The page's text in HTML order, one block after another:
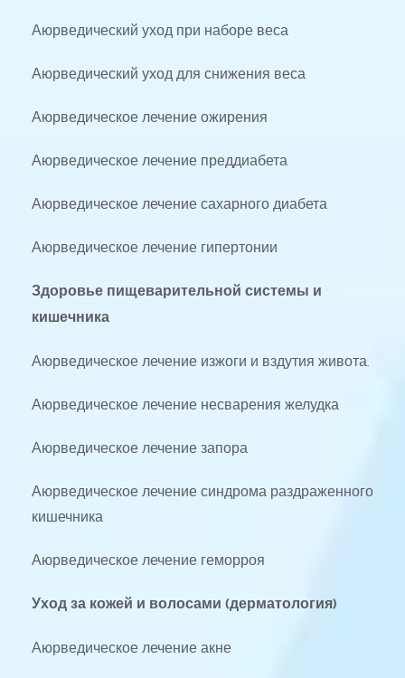
Аюрведический уход при наборе веса
Аюрведический уход для снижения веса
Аюрведическое лечение ожирения
Аюрведическое лечение преддиабета
Аюрведическое лечение сахарного диабета
Аюрведическое лечение гипертонии
Здоровье пищеварительной системы и
кишечника
Аюрведическое лечение изжоги и вздутия живота.
Аюрведическое лечение несварения желудка
Аюрведическое лечение запора
Аюрведическое лечение синдрома раздраженного
кишечника
Аюрведическое лечение геморроя
Уход за кожей и волосами (дерматология)
Аюрведическое лечение акне